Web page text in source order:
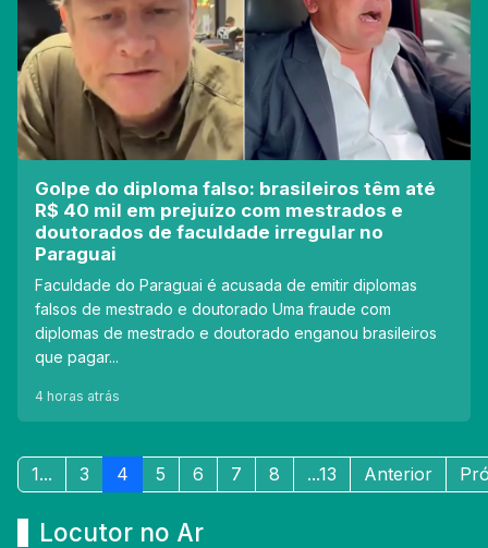
Golpe do diploma falso: brasileiros têm até
R$ 40 mil em prejuízo com mestrados e
doutorados de faculdade irregular no
Paraguai
Faculdade do Paraguai é acusada de emitir diplomas
falsos de mestrado e doutorado Uma fraude com
diplomas de mestrado e doutorado enganou brasileiros
que pagar...
4 horas atrás
1... 3 4 5 6 7 8 ...13 Anterior
Locutor no Ar